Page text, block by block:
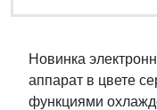
Новинка
аппарат в цвете
функциями